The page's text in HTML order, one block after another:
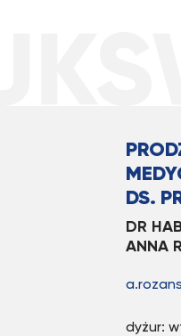
DS.
DR
ANNA
dyżur: